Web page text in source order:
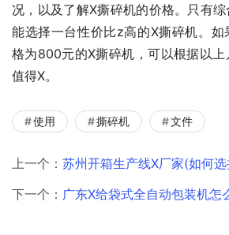
况，以及了解X撕碎机的价格。只有
能选择一台性价比z高的X撕碎机。如
格为800元的X撕碎机，可以根据以
值得X。
使用 撕碎机 文件
上一个： 苏州开箱生产线X厂家(如何选
下一个： 广东X给袋式全自动包装机怎